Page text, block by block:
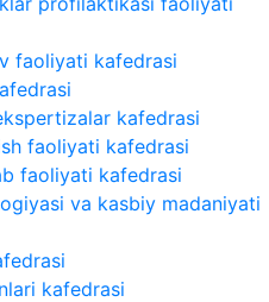
faoliyati kafedrasi
kafedrasi
faoliyati kafedrasi
faoliyati kafedrasi
va kasbiy madaniyati
kafedrasi